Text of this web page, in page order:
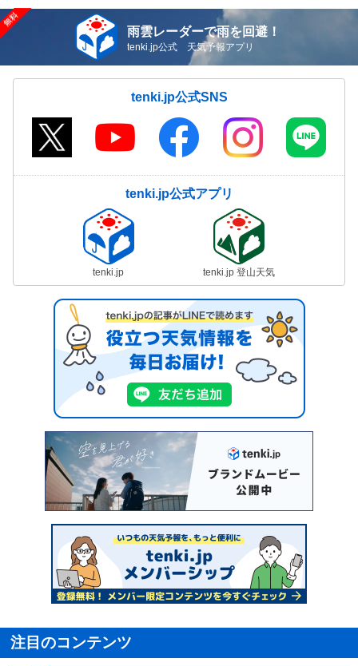
雨雲レーダーで雨を回避！
tenki.jp公式 天気予報アプリ
tenki.jp公式SNS
tenki.jp公式アプリ
tenki.jp tenki.jp 登山天気
注目のコンテンツ